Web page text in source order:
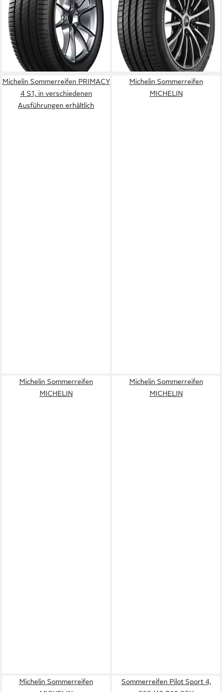
Kraftstoffeffizienz
Produktdatenblatt
Nasshaftung
Produktdatenblatt
ab 259,99 € UVP275,99 €
-6%
lieferbar - in 4-5 Werktagen bei dir
Kraftstoffeffizienz
Produktdatenblatt
Nasshaftung
Produktdatenblatt
ab 189,99 € UVP203,99 €
-7%
lieferbar - in 4-5 Werktagen bei dir
Michelin Sommerreifen PRIMACY
4 S1, in verschiedenen
Ausführungen erhältlich
Michelin Sommerreifen
MICHELIN
Michelin Sommerreifen
MICHELIN
Michelin Sommerreifen
MICHELIN
Michelin Sommerreifen
Sommerreifen Pilot Sport 4,